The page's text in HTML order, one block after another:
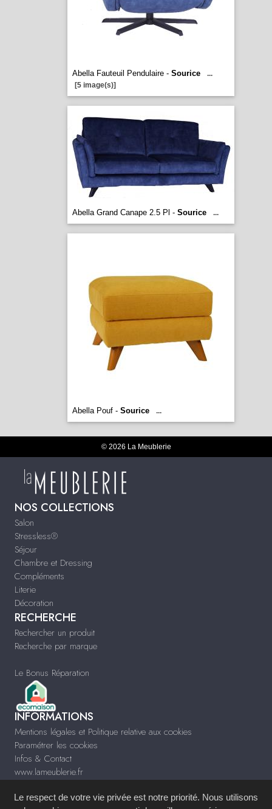
Abella Fauteuil Pendulaire - Sourice
...
[5 image(s)]
Abella Grand Canape 2.5 Pl - Sourice ...
Abella Pouf - Sourice ...
© 2026 La Meublerie
NOS COLLECTIONS
Salon
Stressless®
Séjour
Chambre et Dressing
Compléments
Literie
Décoration
RECHERCHE
Rechercher un produit
Recherche par marque
Le Bonus Réparation
INFORMATIONS
Mentions légales et Politique relative aux cookies
Paramétrer les cookies
Infos & Contact
www.lameublerie.fr
Le respect de votre vie privée est notre priorité. Nous utilisons